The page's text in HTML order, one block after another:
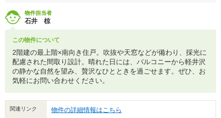
物件担当者
石井 椋
この物件について
2階建の最上階×南向き住戸。吹抜や天窓などが備わり、採光に
配慮された間取り設計。晴れた日には、バルコニーから軽井沢
の静かな自然を望み、贅沢なひとときを過ごせます。ぜひ、お
気軽にお問い合わせください。
関連リンク 物件の詳細情報はこちら